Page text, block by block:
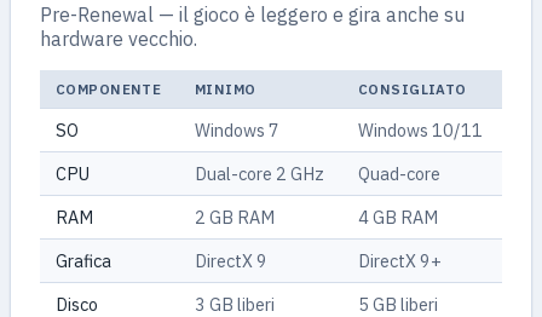
Pre-Renewal — il gioco è leggero e gira anche su
hardware vecchio.
COMPONENTE MINIMO CONSIGLIATO
SO Windows 7
Windows 10/11
CPU
Dual-core 2 GHz
Quad-core
RAM
2 GB RAM
4 GB RAM
Grafica
DirectX 9
DirectX 9+
Disco
3 GB liberi
5 GB liberi